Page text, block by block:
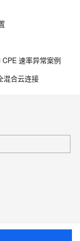
CPE 速率异常案例
混合云连接